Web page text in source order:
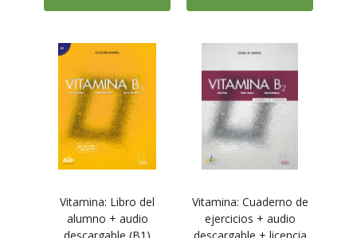
Vitamina: Libro del
alumno + audio
Vitamina: Cuaderno de
ejercicios + audio